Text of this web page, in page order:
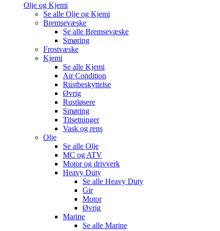
Olje og Kjemi
Se alle Olje og Kjemi
Bremsevæske
Se alle Bremsevæske
Smøring
Frostvæske
Kjemi
Se alle Kjemi
Air Condition
Rustbeskyttelse
Øvrig
Rustløsere
Smøring
Tilsetninger
Vask og rens
Olje
Se alle Olje
MC og ATV
Motor og drivverk
Heavy Duty
Se alle Heavy Duty
Gir
Motor
Øvrig
Marine
Se alle Marine